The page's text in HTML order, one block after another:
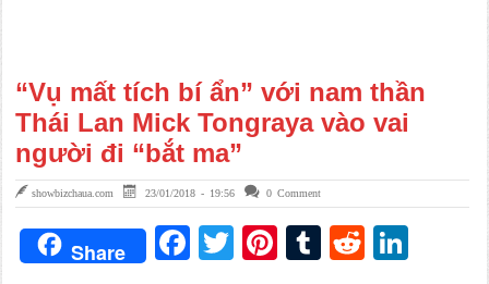
“Vụ mất tích bí ẩn” với nam thần
Thái Lan Mick Tongraya vào vai
người đi “bắt ma”
showbizchaua.com 23/01/2018 - 19:56 0 Comment
Share Facebook
TwitterPinterest
TumblrReddit